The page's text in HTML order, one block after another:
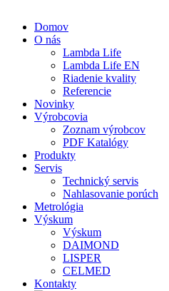
Domov
O nás
Lambda Life
Lambda Life EN
Riadenie kvality
Referencie
Novinky
Výrobcovia
Zoznam výrobcov
PDF Katalógy
Produkty
Servis
Technický servis
Nahlasovanie porúch
Metrológia
Výskum
Výskum
DAIMOND
LISPER
CELMED
Kontakty